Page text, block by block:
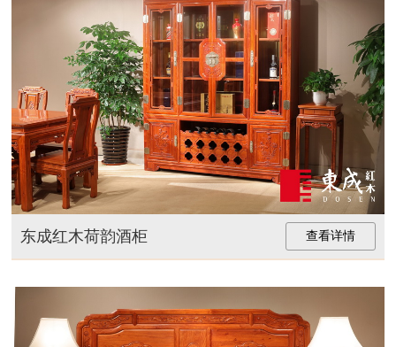
东成红木荷韵酒柜 查看详情